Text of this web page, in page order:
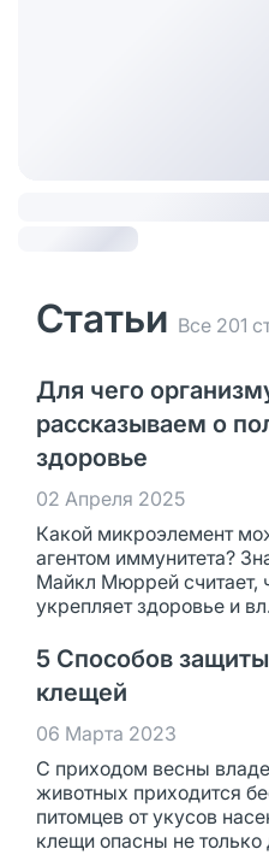
Статьи Все 201
Для чего
рассказываем о
здоровье
02 Апреля 2025
Какой микроэлемент
агентом иммунитета?
Майкл Мюррей считает,
укрепляет здоровье и
5 Способов
клещей
06 Марта 2023
С приходом весны
животных приходится
питомцев от укусов
клещи опасны не только